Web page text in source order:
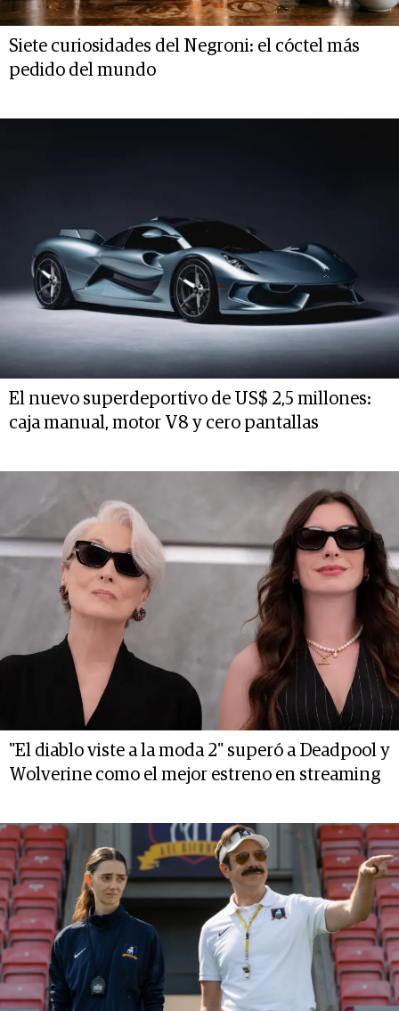
Siete curiosidades del Negroni: el cóctel más
pedido del mundo
El nuevo superdeportivo de US$ 2,5 millones:
caja manual, motor V8 y cero pantallas
"El diablo viste a la moda 2" superó a Deadpool y
Wolverine como el mejor estreno en streaming